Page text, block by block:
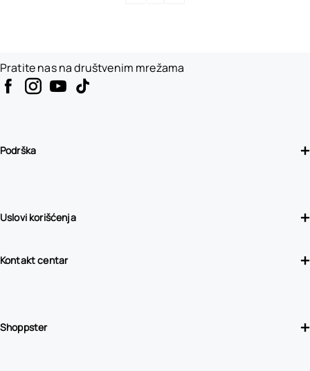
Podrška
Uslovi korišćenja
Kontakt centar
Shoppster
Pratite nas na društvenim mrežama